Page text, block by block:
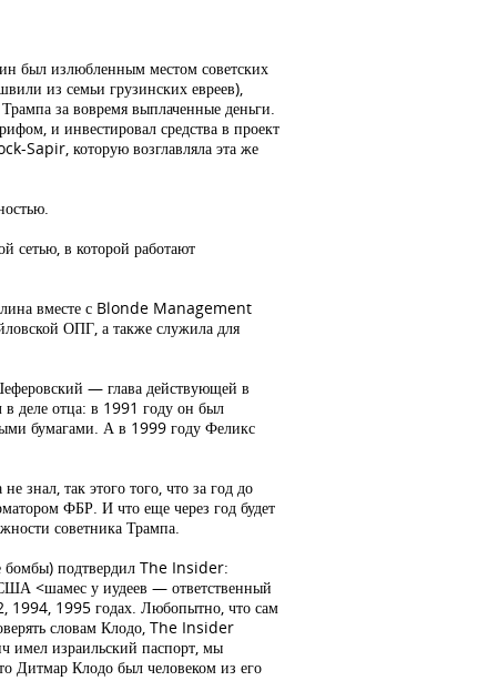
был излюбленным местом советских
из семьи грузинских евреев),
за вовремя выплаченные деньги.
и инвестировал средства в проект
Sapir, которую возглавляла эта же
сетью, в которой работают
вместе с Blonde Management
ОПГ, а также служила для
— глава действующей в
в деле отца: в 1991 году он был
бумагами. А в 1999 году Феликс
знал, так этого того, что за год до
ФБР. И что еще через год будет
советника Трампа.
бомбы) подтвердил The Insider:
<шамес у иудеев — ответственный
1994, 1995 годах. Любопытно, что сам
словам Клодо, The Insider
имел израильский паспорт, мы
Дитмар Клодо был человеком из его